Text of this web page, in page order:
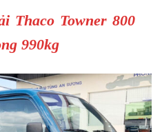
Thaco Towner 800
990kg